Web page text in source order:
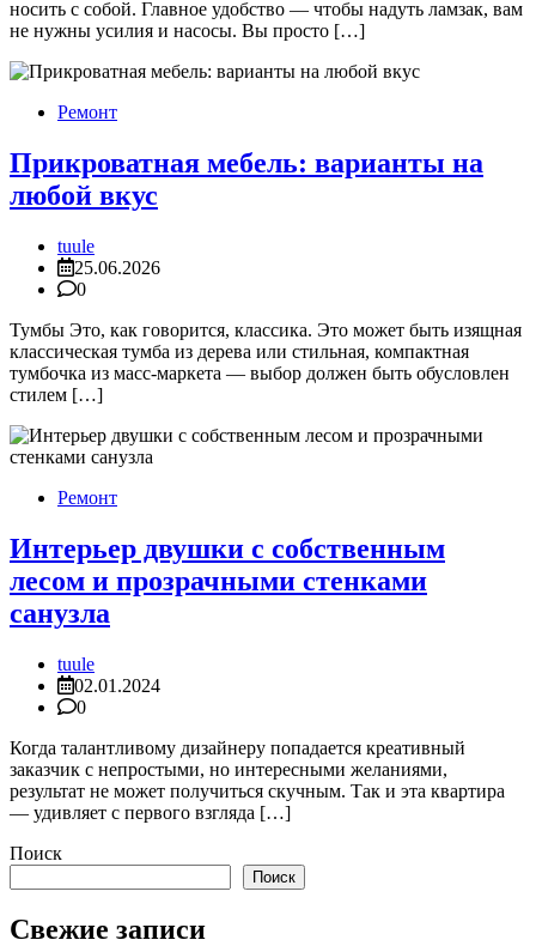
носить с собой. Главное удобство — чтобы надуть ламзак, вам
не нужны усилия и насосы. Вы просто […]
Ремонт
Прикроватная мебель: варианты на
любой вкус
tuule
25.06.2026
0
Тумбы Это, как говорится, классика. Это может быть изящная
классическая тумба из дерева или стильная, компактная
тумбочка из масс-маркета — выбор должен быть обусловлен
стилем […]
Ремонт
Интерьер двушки с собственным
лесом и прозрачными стенками
санузла
tuule
02.01.2024
0
Когда талантливому дизайнеру попадается креативный
заказчик с непростыми, но интересными желаниями,
результат не может получиться скучным. Так и эта квартира
— удивляет с первого взгляда […]
Поиск
Поиск
Свежие записи